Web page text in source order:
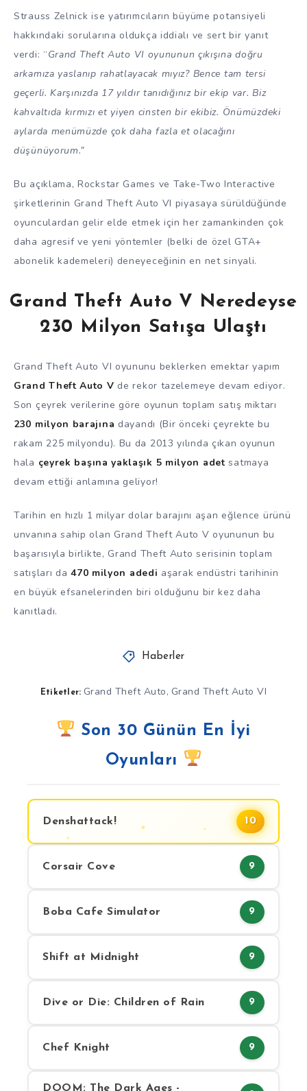
Strauss Zelnick ise yatırımcıların büyüme potansiyeli
hakkındaki sorularına oldukça iddialı ve sert bir yanıt
verdi: “Grand Theft Auto VI oyununun çıkışına doğru
arkamıza yaslanıp rahatlayacak mıyız? Bence tam tersi
geçerli. Karşınızda 17 yıldır tanıdığınız bir ekip var. Biz
kahvaltıda kırmızı et yiyen cinsten bir ekibiz. Önümüzdeki
aylarda menümüzde çok daha fazla et olacağını
düşünüyorum.”
Bu açıklama, Rockstar Games ve Take-Two Interactive
şirketlerinin Grand Theft Auto VI piyasaya sürüldüğünde
oyunculardan gelir elde etmek için her zamankinden çok
daha agresif ve yeni yöntemler (belki de özel GTA+
abonelik kademeleri) deneyeceğinin en net sinyali.
Grand Theft Auto V Neredeyse
230 Milyon Satışa Ulaştı
Grand Theft Auto VI oyununu beklerken emektar yapım
Grand Theft Auto V de rekor tazelemeye devam ediyor.
Son çeyrek verilerine göre oyunun toplam satış miktarı
230 milyon barajına dayandı (Bir önceki çeyrekte bu
rakam 225 milyondu). Bu da 2013 yılında çıkan oyunun
hala çeyrek başına yaklaşık 5 milyon adet satmaya
devam ettiği anlamına geliyor!
Tarihin en hızlı 1 milyar dolar barajını aşan eğlence ürünü
unvanına sahip olan Grand Theft Auto V oyununun bu
başarısıyla birlikte, Grand Theft Auto serisinin toplam
satışları da470 milyon adedi aşarak endüstri tarihinin
en büyük efsanelerinden biri olduğunu bir kez daha
kanıtladı.
Haberler
Etiketler: Grand Theft Auto, Grand Theft Auto VI
Son 30 Günün En İyi
Oyunları
Denshattack! 10
Corsair Cove 9
Boba Cafe Simulator 9
Shift at Midnight 9
Dive or Die: Children of Rain 9
Chef Knight 9
DOOM: The Dark Ages -